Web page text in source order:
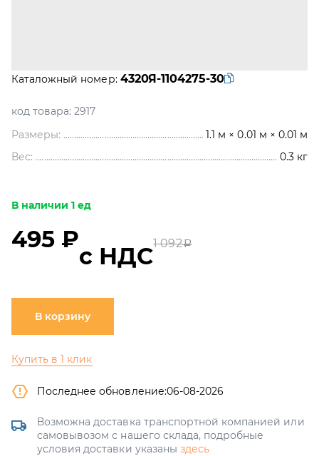
Каталожный номер: 4320Я-1104275-30
код товара: 2917
Размеры:
1.1 м × 0.01 м × 0.01 м
Вес:
0.3 кг
В наличии 1 ед
495 ₽
с НДС1 092a
В корзину
Купить в 1 клик
Последнее обновление:06-08-2026
Возможна доставка транспортной компанией или
самовывозом с нашего склада, подробные
условия доставки указаны здесь